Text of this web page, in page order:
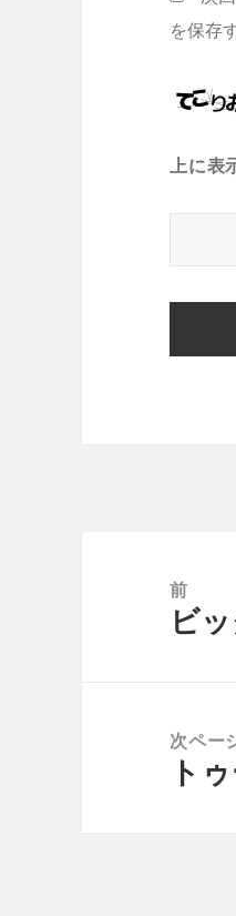
を保存
上に表
前
前
ビ
次ペー
次
ト